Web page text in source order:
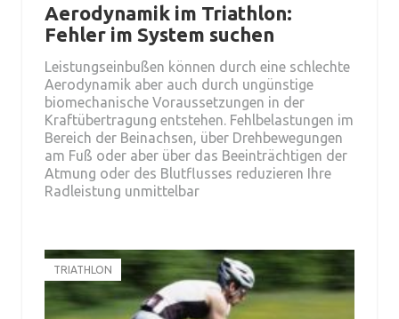
Aerodynamik im Triathlon:
Fehler im System suchen
Leistungseinbußen können durch eine schlechte
Aerodynamik aber auch durch ungünstige
biomechanische Voraussetzungen in der
Kraftübertragung entstehen. Fehlbelastungen im
Bereich der Beinachsen, über Drehbewegungen
am Fuß oder aber über das Beeinträchtigen der
Atmung oder des Blutflusses reduzieren Ihre
Radleistung unmittelbar
TRIATHLON